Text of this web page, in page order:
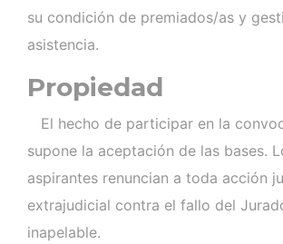
su condición de premiados/as y
asistencia.
Propiedad
El hecho de participar en la
supone la aceptación de las bases.
aspirantes renuncian a toda acción
extrajudicial contra el fallo del
inapelable.